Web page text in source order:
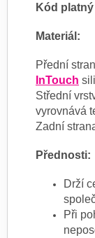
Kód platný
Materiál:
Přední
InTouch
Střední
vyrovnává
Zadní
Přednosti:
Drží
Při